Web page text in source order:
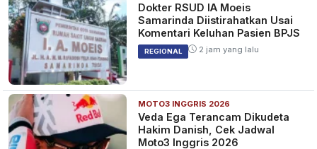
Dokter RSUD IA Moeis
Samarinda Diistirahatkan Usai
Komentari Keluhan Pasien BPJS
REGIONAL 2 jam yang lalu
MOTO3 INGGRIS 2026
Veda Ega Terancam Dikudeta
Hakim Danish, Cek Jadwal
Moto3 Inggris 2026